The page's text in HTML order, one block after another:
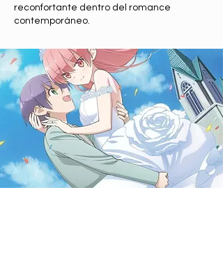
reconfortante dentro del romance
contemporáneo.